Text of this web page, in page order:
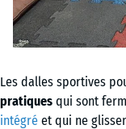
Les dalles sportives
pratiques qui sont
intégré et qui ne